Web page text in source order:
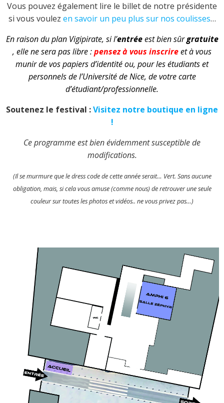
Vous pouvez également lire le billet de notre présidente
si vous voulez en savoir un peu plus sur nos coulisses…
En raison du plan Vigipirate, si l’entréeest bien sûrgratuite
, elle ne sera pas libre :pensez à vous inscrireet à vous
munir de vos papiers d’identité ou, pour les étudiants et
personnels de l’Université de Nice, de votre carte
d’étudiant/professionnelle.
Soutenez le festival :Visitez notre boutique en ligne
!
Ce programme est bien évidemment susceptible de
modifications.
(Il se murmure que le dress code de cette année serait… Vert. Sans aucune
obligation, mais, si cela vous amuse (comme nous) de retrouver une seule
couleur sur toutes les photos et vidéos.. ne vous privez pas…)